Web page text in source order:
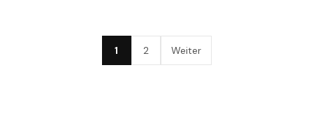
1 2 Weiter